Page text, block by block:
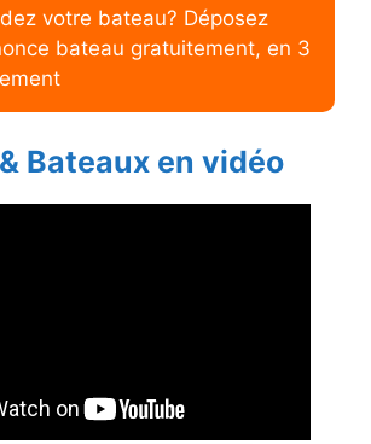
votre bateau? Déposez
bateau gratuitement, en 3
Bateaux en vidéo